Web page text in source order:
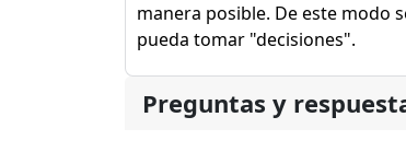
manera posible. De este modo
pueda tomar "decisiones".
Preguntas y